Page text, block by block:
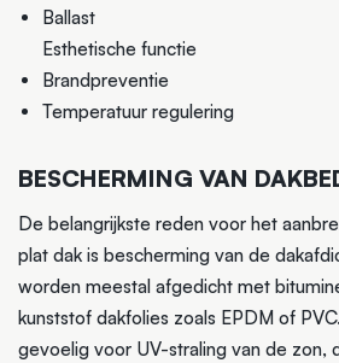
Ballast
Esthetische functie
Brandpreventie
Temperatuur regulering
BESCHERMING VAN
De belangrijkste reden voor het
plat dak is bescherming van de
worden meestal afgedicht met
kunststof dakfolies zoals EPDM of
gevoelig voor UV-straling van de zon,